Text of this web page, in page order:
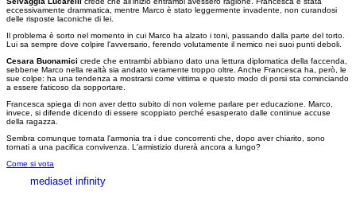
eccessivamente drammatica, mentre Marco è stato leggermente invadente, non curandosi
delle risposte laconiche di lei.
Il problema è sorto nel momento in cui Marco ha alzato i toni, passando dalla parte del torto.
Lui sa sempre dove colpire l'avversario, ferendo volutamente il nemico nei suoi punti deboli.
Cesara Buonamici crede che entrambi abbiano dato una lettura diplomatica della faccenda,
sebbene Marco nella realtà sia andato veramente troppo oltre. Anche Francesca ha, però, le
sue colpe: ha una tendenza a mostrarsi come vittima e questo modo di porsi sta cominciando
a essere faticoso da sopportare.
Francesca spiega di non aver detto subito di non volerne parlare per educazione. Marco,
invece, si difende dicendo di essere scoppiato perché esasperato dalle continue accuse
della ragazza.
Sembra comunque tornata l'armonia tra i due concorrenti che, dopo aver chiarito, sono
tornati a una pacifica convivenza. L'armistizio durerà ancora a lungo?
Come si vota
mediaset infinity